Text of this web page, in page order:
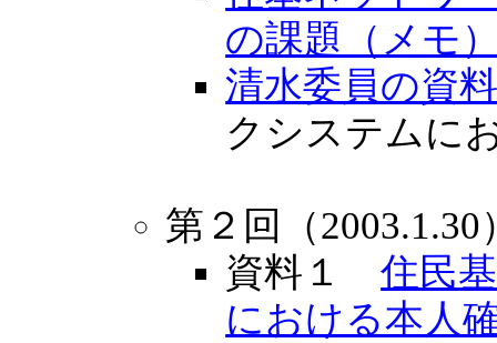
の課題（メモ
清水委員の資
クシステムに
第２回（2003.1.30
資料１住民
における本人